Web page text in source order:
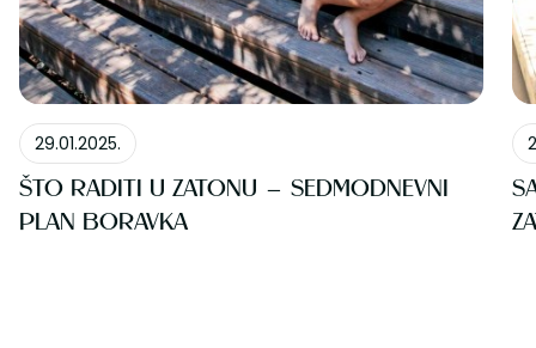
O ZATON HOLIDAY RESORTU
29.01.2025.
ŠTO RADITI U ZATONU – SEDMODNEVNI
PLAN BORAVKA